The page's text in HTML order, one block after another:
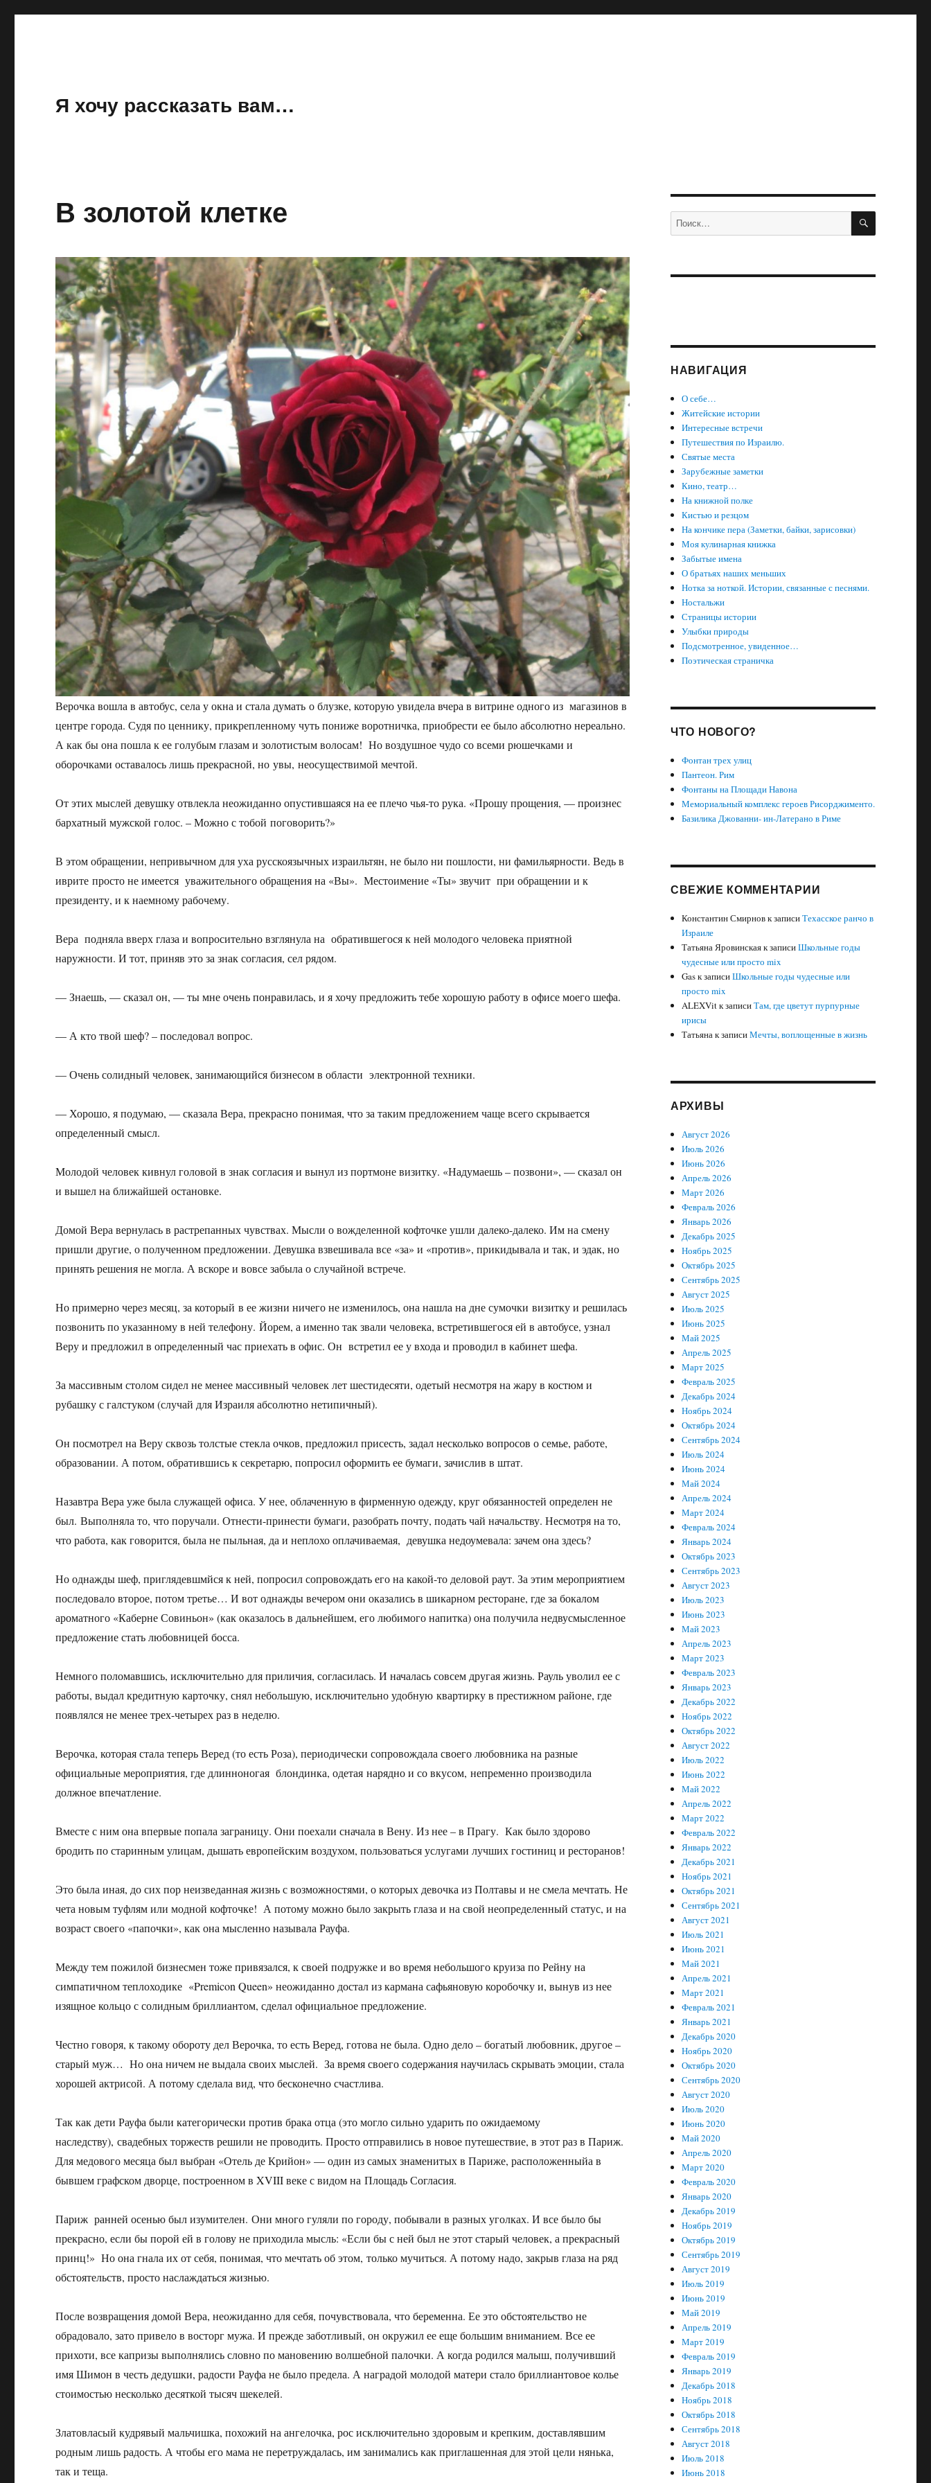
Я хочу рассказать вам…
В золотой клетке
Верочка вошла в автобус, села у окна и стала думать о блузке, которую увидела вчера в витрине одного из магазинов в
центре города. Судя по ценнику, прикрепленному чуть пониже воротничка, приобрести ее было абсолютно нереально.
А как бы она пошла к ее голубым глазам и золотистым волосам! Но воздушное чудо со всеми рюшечками и
оборочками оставалось лишь прекрасной, но увы, неосуществимой мечтой.
От этих мыслей девушку отвлекла неожиданно опустившаяся на ее плечо чья-то рука. «Прошу прощения, — произнес
бархатный мужской голос. – Можно с тобой поговорить?»
В этом обращении, непривычном для уха русскоязычных израильтян, не было ни пошлости, ни фамильярности. Ведь в
иврите просто не имеется уважительного обращения на «Вы». Местоимение «Ты» звучит при обращении и к
президенту, и к наемному рабочему.
Вера подняла вверх глаза и вопросительно взглянула на обратившегося к ней молодого человека приятной
наружности. И тот, приняв это за знак согласия, сел рядом.
— Знаешь, — сказал он, — ты мне очень понравилась, и я хочу предложить тебе хорошую работу в офисе моего шефа.
— А кто твой шеф? – последовал вопрос.
— Очень солидный человек, занимающийся бизнесом в области электронной техники.
— Хорошо, я подумаю, — сказала Вера, прекрасно понимая, что за таким предложением чаще всего скрывается
определенный смысл.
Молодой человек кивнул головой в знак согласия и вынул из портмоне визитку. «Надумаешь – позвони», — сказал он
и вышел на ближайшей остановке.
Домой Вера вернулась в растрепанных чувствах. Мысли о вожделенной кофточке ушли далеко-далеко. Им на смену
пришли другие, о полученном предложении. Девушка взвешивала все «за» и «против», прикидывала и так, и эдак, но
принять решения не могла. А вскоре и вовсе забыла о случайной встрече.
Но примерно через месяц, за который в ее жизни ничего не изменилось, она нашла на дне сумочки визитку и решилась
позвонить по указанному в ней телефону. Йорем, а именно так звали человека, встретившегося ей в автобусе, узнал
Веру и предложил в определенный час приехать в офис. Он встретил ее у входа и проводил в кабинет шефа.
За массивным столом сидел не менее массивный человек лет шестидесяти, одетый несмотря на жару в костюм и
рубашку с галстуком (случай для Израиля абсолютно нетипичный).
Он посмотрел на Веру сквозь толстые стекла очков, предложил присесть, задал несколько вопросов о семье, работе,
образовании. А потом, обратившись к секретарю, попросил оформить ее бумаги, зачислив в штат.
Назавтра Вера уже была служащей офиса. У нее, облаченную в фирменную одежду, круг обязанностей определен не
был. Выполняла то, что поручали. Отнести-принести бумаги, разобрать почту, подать чай начальству. Несмотря на то,
что работа, как говорится, была не пыльная, да и неплохо оплачиваемая, девушка недоумевала: зачем она здесь?
Но однажды шеф, приглядевшмйся к ней, попросил сопровождать его на какой-то деловой раут. За этим мероприятием
последовало второе, потом третье… И вот однажды вечером они оказались в шикарном ресторане, где за бокалом
ароматного «Каберне Совиньон» (как оказалось в дальнейшем, его любимого напитка) она получила недвусмысленное
предложение стать любовницей босса.
Немного поломавшись, исключительно для приличия, согласилась. И началась совсем другая жизнь. Рауль уволил ее с
работы, выдал кредитную карточку, снял небольшую, исключительно удобную квартирку в престижном районе, где
появлялся не менее трех-четырех раз в неделю.
Верочка, которая стала теперь Веред (то есть Роза), периодически сопровождала своего любовника на разные
официальные мероприятия, где длинноногая блондинка, одетая нарядно и со вкусом, непременно производила
должное впечатление.
Вместе с ним она впервые попала заграницу. Они поехали сначала в Вену. Из нее – в Прагу. Как было здорово
бродить по старинным улицам, дышать европейским воздухом, пользоваться услугами лучших гостиниц и ресторанов!
Это была иная, до сих пор неизведанная жизнь с возможностями, о которых девочка из Полтавы и не смела мечтать. Не
чета новым туфлям или модной кофточке! А потому можно было закрыть глаза и на свой неопределенный статус, и на
возраст своего «папочки», как она мысленно называла Рауфа.
Между тем пожилой бизнесмен тоже привязался, к своей подружке и во время небольшого круиза по Рейну на
симпатичном теплоходике «Premicon Queen» неожиданно достал из кармана сафьяновую коробочку и, вынув из нее
изящное кольцо с солидным бриллиантом, сделал официальное предложение.
Честно говоря, к такому обороту дел Верочка, то есть Веред, готова не была. Одно дело – богатый любовник, другое –
старый муж… Но она ничем не выдала своих мыслей. За время своего содержания научилась скрывать эмоции, стала
хорошей актрисой. А потому сделала вид, что бесконечно счастлива.
Так как дети Рауфа были категорически против брака отца (это могло сильно ударить по ожидаемому
наследству), свадебных торжеств решили не проводить. Просто отправились в новое путешествие, в этот раз в Париж.
Для медового месяца был выбран «Отель де Крийон» — один из самых знаменитых в Париже, расположенныйа в
бывшем графском дворце, построенном в XVIII веке с видом на Площадь Согласия.
Париж ранней осенью был изумителен. Они много гуляли по городу, побывали в разных уголках. И все было бы
прекрасно, если бы порой ей в голову не приходила мысль: «Если бы с ней был не этот старый человек, а прекрасный
принц!» Но она гнала их от себя, понимая, что мечтать об этом, только мучиться. А потому надо, закрыв глаза на ряд
обстоятельств, просто наслаждаться жизнью.
После возвращения домой Вера, неожиданно для себя, почувствовала, что беременна. Ее это обстоятельство не
обрадовало, зато привело в восторг мужа. И прежде заботливый, он окружил ее еще большим вниманием. Все ее
прихоти, все капризы выполнялись словно по мановению волшебной палочки. А когда родился малыш, получивший
имя Шимон в честь дедушки, радости Рауфа не было предела. А наградой молодой матери стало бриллиантовое колье
стоимостью несколько десяткой тысяч шекелей.
Златовласый кудрявый мальчишка, похожий на ангелочка, рос исключительно здоровым и крепким, доставлявшим
родным лишь радость. А чтобы его мама не перетруждалась, им занимались как приглашенная для этой цели нянька,
так и теща.
Искать: ПОИСК
НАВИГАЦИЯ
О себе…
Житейские истории
Интересные встречи
Путешествия по Израилю.
Святые места
Зарубежные заметки
Кино, театр…
На книжной полке
Кистью и резцом
На кончике пера (Заметки, байки, зарисовки)
Моя кулинарная книжка
Забытые имена
О братьях наших меньших
Нотка за ноткой. Истории, связанные с песнями.
Ностальжи
Страницы истории
Улыбки природы
Подсмотренное, увиденное…
Поэтическая страничка
ЧТО НОВОГО?
Фонтан трех улиц
Пантеон. Рим
Фонтаны на Площади Навона
Мемориальный комплекс героев Рисорджименто.
Базилика Джованни- ин-Латерано в Риме
СВЕЖИЕ КОММЕНТАРИИ
Константин Смирновк записиТехасское ранчо в
Израиле
Татьяна Яровинскаяк записиШкольные годы
чудесные или просто mix
Gasк записиШкольные годы чудесные или
просто mix
ALEXVitк записиТам, где цветут пурпурные
ирисы
Татьянак записиМечты, воплощенные в жизнь
АРХИВЫ
Август 2026
Июль 2026
Июнь 2026
Апрель 2026
Март 2026
Февраль 2026
Январь 2026
Декабрь 2025
Ноябрь 2025
Октябрь 2025
Сентябрь 2025
Август 2025
Июль 2025
Июнь 2025
Май 2025
Апрель 2025
Март 2025
Февраль 2025
Декабрь 2024
Ноябрь 2024
Октябрь 2024
Сентябрь 2024
Июль 2024
Июнь 2024
Май 2024
Апрель 2024
Март 2024
Февраль 2024
Январь 2024
Октябрь 2023
Сентябрь 2023
Август 2023
Июль 2023
Июнь 2023
Май 2023
Апрель 2023
Март 2023
Февраль 2023
Январь 2023
Декабрь 2022
Ноябрь 2022
Октябрь 2022
Август 2022
Июль 2022
Июнь 2022
Май 2022
Апрель 2022
Март 2022
Февраль 2022
Январь 2022
Декабрь 2021
Ноябрь 2021
Октябрь 2021
Сентябрь 2021
Август 2021
Июль 2021
Июнь 2021
Май 2021
Апрель 2021
Март 2021
Февраль 2021
Январь 2021
Декабрь 2020
Ноябрь 2020
Октябрь 2020
Сентябрь 2020
Август 2020
Июль 2020
Июнь 2020
Май 2020
Апрель 2020
Март 2020
Февраль 2020
Январь 2020
Декабрь 2019
Ноябрь 2019
Октябрь 2019
Сентябрь 2019
Август 2019
Июль 2019
Июнь 2019
Май 2019
Апрель 2019
Март 2019
Февраль 2019
Январь 2019
Декабрь 2018
Ноябрь 2018
Октябрь 2018
Сентябрь 2018
Август 2018
Июль 2018
Июнь 2018